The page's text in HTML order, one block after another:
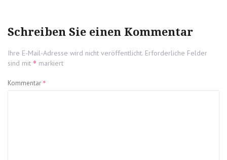
Schreiben Sie einen Kommentar
Ihre E-Mail-Adresse wird nicht veröffentlicht. Erforderliche Felder
sind mit * markiert
Kommentar *